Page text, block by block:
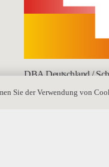
DBA Deutschland /
Sie der Verwendung von